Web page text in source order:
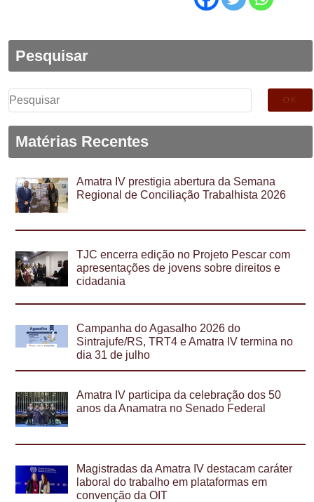
Pesquisar
Pesquisar
por:
Matérias Recentes
Amatra IV prestigia abertura da Semana
Regional de Conciliação Trabalhista 2026
TJC encerra edição no Projeto Pescar com
apresentações de jovens sobre direitos e
cidadania
Campanha do Agasalho 2026 do
Sintrajufe/RS, TRT4 e Amatra IV termina no
dia 31 de julho
Amatra IV participa da celebração dos 50
anos da Anamatra no Senado Federal
Magistradas da Amatra IV destacam caráter
laboral do trabalho em plataformas em
convenção da OIT